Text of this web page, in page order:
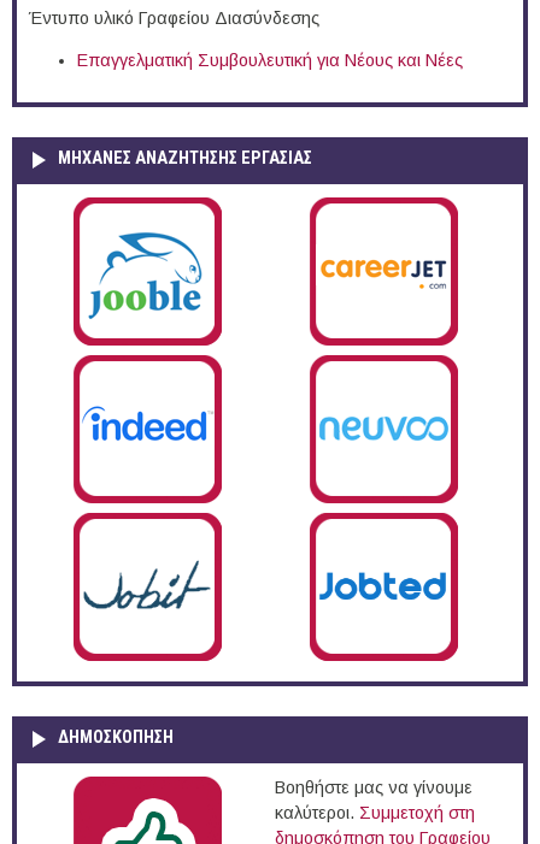
Έντυπο υλικό Γραφείου Διασύνδεσης
Επαγγελματική Συμβουλευτική για Νέους και Νέες
ΜΗΧΑΝΕΣ ΑΝΑΖΗΤΗΣΗΣ ΕΡΓΑΣΙΑΣ
ΔΗΜΟΣΚΌΠΗΣΗ
Βοηθήστε μας να γίνουμε
καλύτεροι. Συμμετοχή στη
δημοσκόπηση του Γραφείου